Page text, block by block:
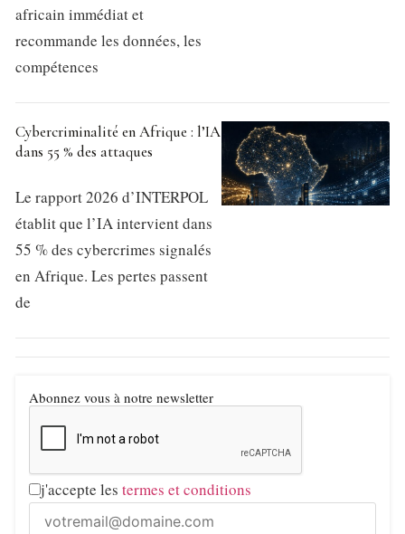
africain immédiat et
recommande les données, les
compétences
Cybercriminalité en Afrique : l’IA
dans 55 % des attaques
Le rapport 2026 d’INTERPOL
établit que l’IA intervient dans
55 % des cybercrimes signalés
en Afrique. Les pertes passent
de
Abonnez vous à notre newsletter
j'accepte les termes et conditions